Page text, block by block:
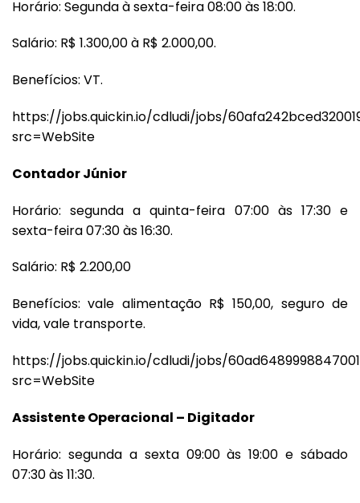
Horário: Segunda à sexta-feira 08:00 às 18:00.
Salário: R$ 1.300,00 à R$ 2.000,00.
Benefícios: VT.
https://jobs.quickin.io/cdludi/jobs/
src=WebSite
Contador Júnior
Horário: segunda a quinta-feira 07:00 às 17:30 e
sexta-feira 07:30 às 16:30.
Salário: R$ 2.200,00
Benefícios: vale alimentação R$ 150,00, seguro de
vida, vale transporte.
https://jobs.quickin.io/cdludi/jobs/
src=WebSite
Assistente Operacional – Digitador
Horário: segunda a sexta 09:00 às 19:00 e sábado
07:30 às 11:30.